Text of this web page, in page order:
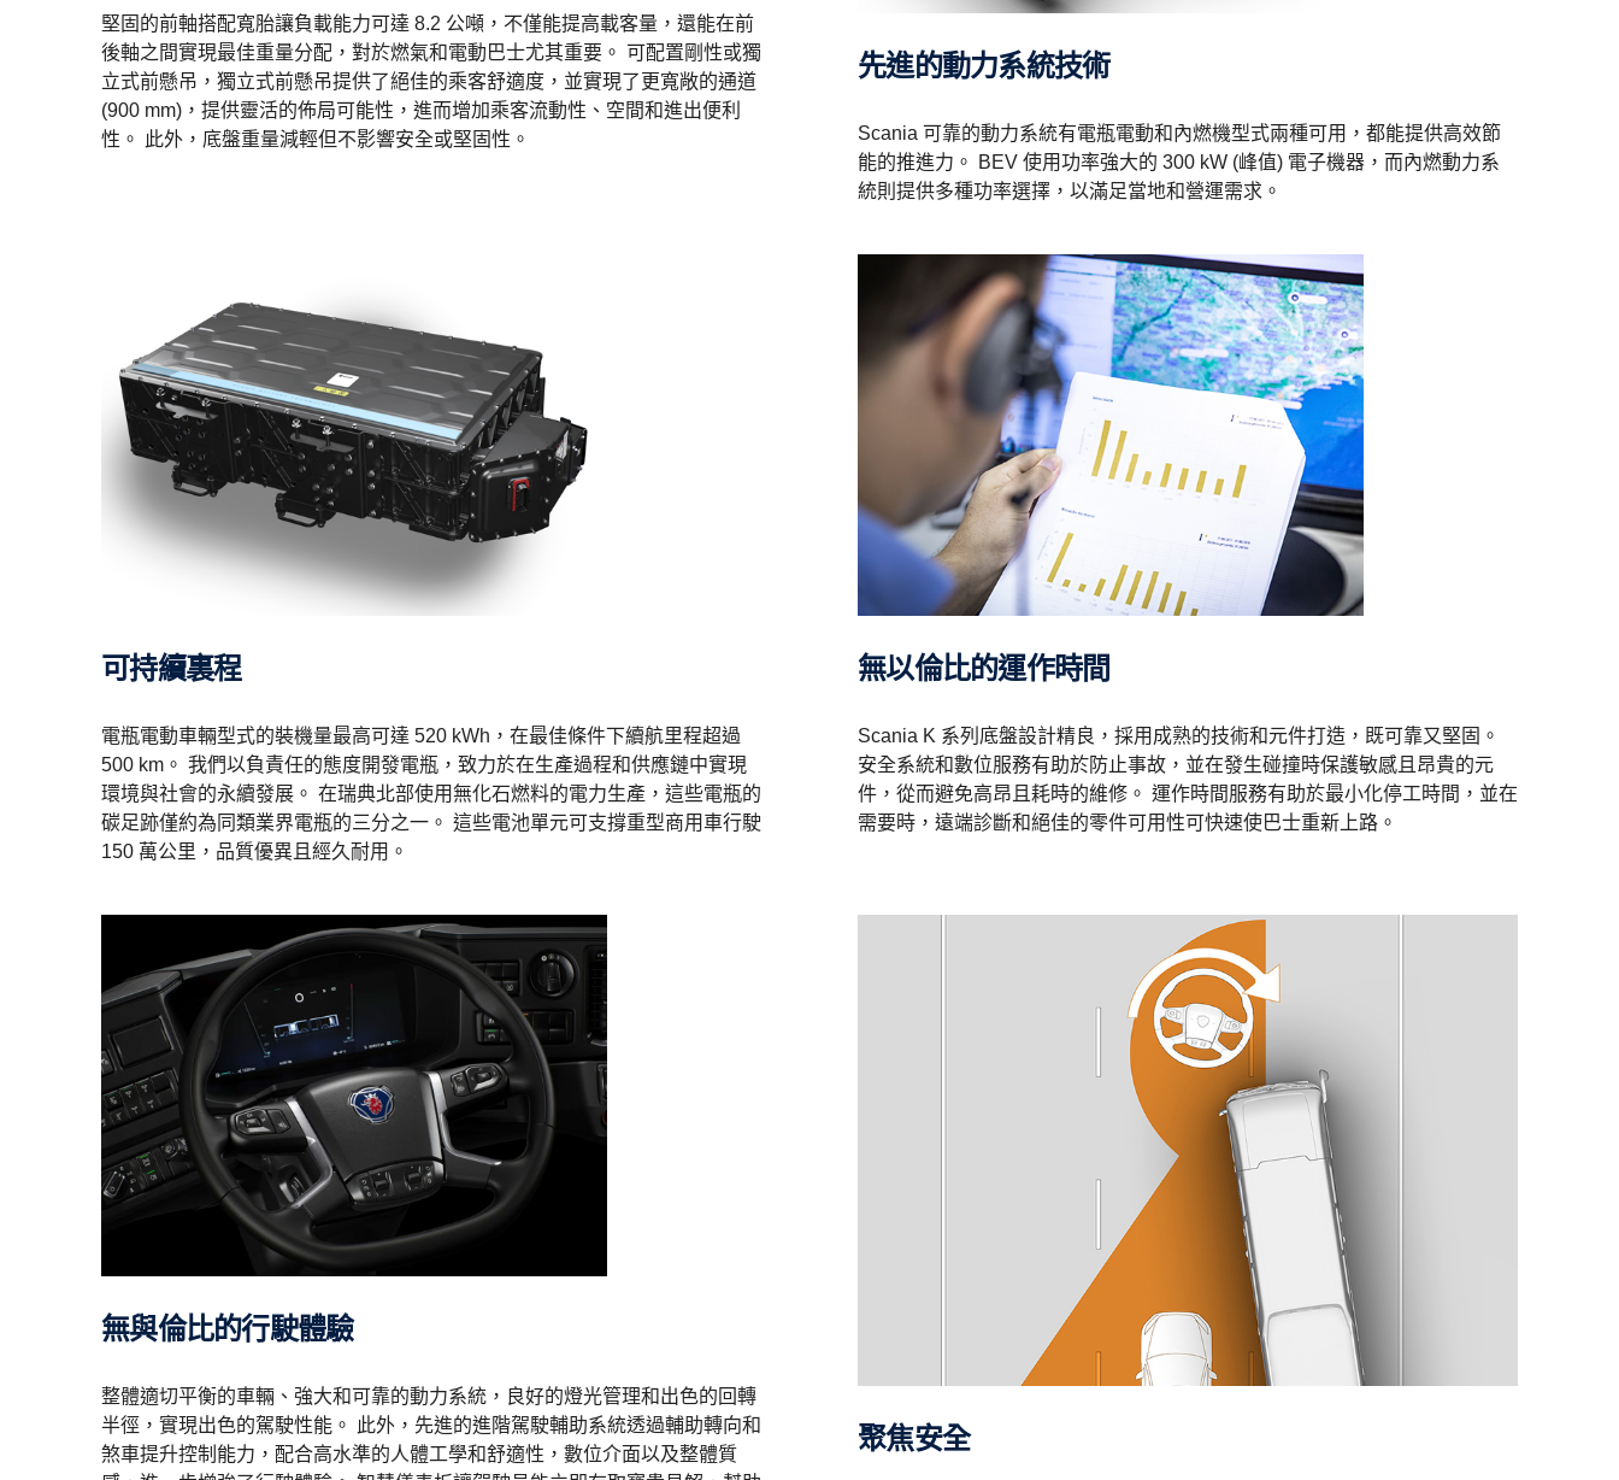
堅固的前軸搭配寬胎讓負載能力可達 8.2 公噸，不僅能提高載客量，還能在前
後軸之間實現最佳重量分配，對於燃氣和電動巴士尤其重要。 可配置剛性或獨
立式前懸吊，獨立式前懸吊提供了絕佳的乘客舒適度，並實現了更寬敞的通道
(900 mm)，提供靈活的佈局可能性，進而增加乘客流動性、空間和進出便利
性。 此外，底盤重量減輕但不影響安全或堅固性。
先進的動力系統技術
Scania 可靠的動力系統有電瓶電動和內燃機型式兩種可用，都能提供高效節
能的推進力。 BEV 使用功率強大的 300 kW (峰值) 電子機器，而內燃動力系
統則提供多種功率選擇，以滿足當地和營運需求。
可持續裏程
電瓶電動車輛型式的裝機量最高可達 520 kWh，在最佳條件下續航里程超過
500 km。 我們以負責任的態度開發電瓶，致力於在生產過程和供應鏈中實現
環境與社會的永續發展。 在瑞典北部使用無化石燃料的電力生產，這些電瓶的
碳足跡僅約為同類業界電瓶的三分之一。 這些電池單元可支撐重型商用車行駛
150 萬公里，品質優異且經久耐用。
無以倫比的運作時間
Scania K 系列底盤設計精良，採用成熟的技術和元件打造，既可靠又堅固。
安全系統和數位服務有助於防止事故，並在發生碰撞時保護敏感且昂貴的元
件，從而避免高昂且耗時的維修。 運作時間服務有助於最小化停工時間，並在
需要時，遠端診斷和絕佳的零件可用性可快速使巴士重新上路。
無與倫比的行駛體驗
整體適切平衡的車輛、強大和可靠的動力系統，良好的燈光管理和出色的回轉
半徑，實現出色的駕駛性能。 此外，先進的進階駕駛輔助系統透過輔助轉向和
煞車提升控制能力，配合高水準的人體工學和舒適性，數位介面以及整體質
聚焦安全